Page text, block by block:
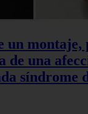
un montaje,
de una
síndrome